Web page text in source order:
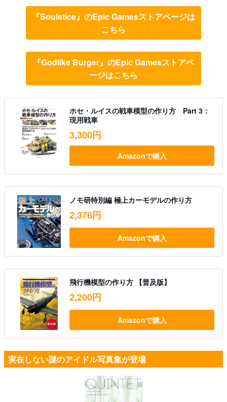
『Soulstice』のEpic Gamesストアページは
こちら
『Godlike Burger』のEpic Gamesストアペ
ージはこちら
ホセ・ルイスの戦車模型の作り方 Part 3：
現用戦車
3,300円
Amazonで購入
ノモ研特別編 極上カーモデルの作り方
2,376円
Amazonで購入
飛行機模型の作り方 【普及版】
2,200円
Amazonで購入
実在しない謎のアイドル写真集が登場